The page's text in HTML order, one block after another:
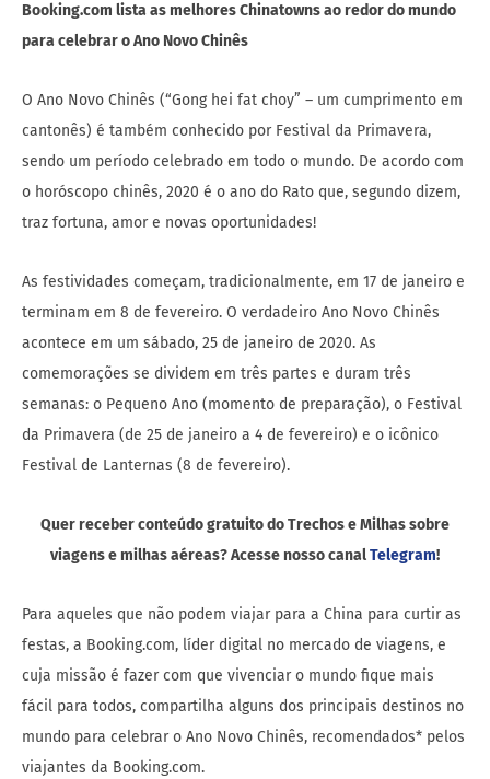
Booking.com lista as melhores Chinatowns ao redor do mundo
para celebrar o Ano Novo Chinês
O Ano Novo Chinês (“Gong hei fat choy” – um cumprimento em
cantonês) é também conhecido por Festival da Primavera,
sendo um período celebrado em todo o mundo. De acordo com
o horóscopo chinês, 2020 é o ano do Rato que, segundo dizem,
traz fortuna, amor e novas oportunidades!
As festividades começam, tradicionalmente, em 17 de janeiro e
terminam em 8 de fevereiro. O verdadeiro Ano Novo Chinês
acontece em um sábado, 25 de janeiro de 2020. As
comemorações se dividem em três partes e duram três
semanas: o Pequeno Ano (momento de preparação), o Festival
da Primavera (de 25 de janeiro a 4 de fevereiro) e o icônico
Festival de Lanternas (8 de fevereiro).
Quer receber conteúdo gratuito do Trechos e Milhas sobre
viagens e milhas aéreas? Acesse nosso canalTelegram!
Para aqueles que não podem viajar para a China para curtir as
festas, a Booking.com, líder digital no mercado de viagens, e
cuja missão é fazer com que vivenciar o mundo fique mais
fácil para todos, compartilha alguns dos principais destinos no
mundo para celebrar o Ano Novo Chinês, recomendados* pelos
viajantes da Booking.com.